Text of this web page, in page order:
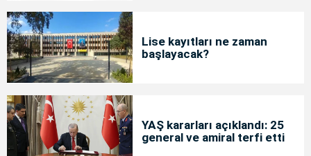
Lise kayıtları ne zaman
başlayacak?
YAŞ kararları açıklandı: 25
general ve amiral terfi etti